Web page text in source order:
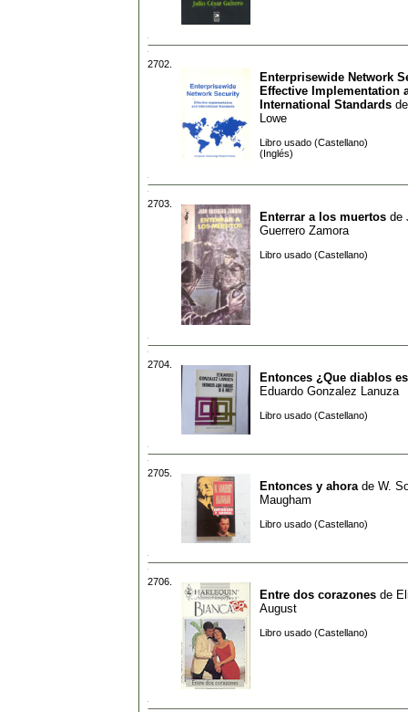
2702.
Enterprisewide Network
Effective Implementation
International Standards
Lowe
Libro usado (Castellano)
(Inglés)
2703.
Enterrar a los muertos de
Guerrero Zamora
Libro usado (Castellano)
2704.
Entonces ¿Que diablos
Eduardo Gonzalez Lanuza
Libro usado (Castellano)
2705.
Entonces y ahora de W.
Maugham
Libro usado (Castellano)
2706.
Entre dos corazones de
August
Libro usado (Castellano)